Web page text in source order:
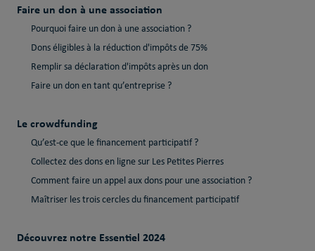
Faire un don à une association
Pourquoi faire un don à une association ?
Dons éligibles à la réduction d'impôts de 75%
Remplir sa déclaration d'impôts après un don
Faire un don en tant qu’entreprise ?
Le crowdfunding
Qu’est-ce que le financement participatif ?
Collectez des dons en ligne sur Les Petites Pierres
Comment faire un appel aux dons pour une association ?
Maîtriser les trois cercles du financement participatif
Découvrez notre Essentiel 2024